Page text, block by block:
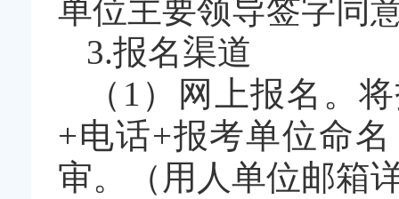
单位主要领导签字同
3.报名渠道
（1）网上报名。
+电话+报考单位命
审。（用人单位邮箱